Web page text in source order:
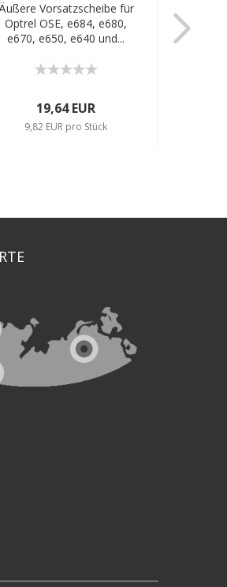
Vorsatzscheibe für
Optrel OSE, e684, e680,
e670, e650, e640 und...
19,64 EUR
9,82 EUR pro Stück
Optrel